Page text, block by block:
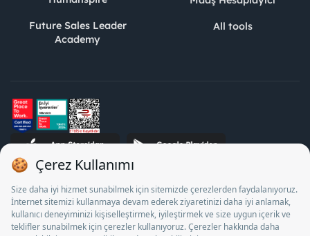
Future Sales Leader
Academy
All tools
STJ Human Resources Informatics and Consultancy Inc. as a
Private Employment Agency to operate between 13/05/2025 -
12/05/2028, Turkey Employment Agency by 18/04/2025 date